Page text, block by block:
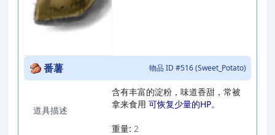
番薯 物品 ID #516 (Sweet_Potato)
道具描述
含有丰富的淀粉，味道香甜，常被
拿来食用 可恢复少量的HP。
重量: 2